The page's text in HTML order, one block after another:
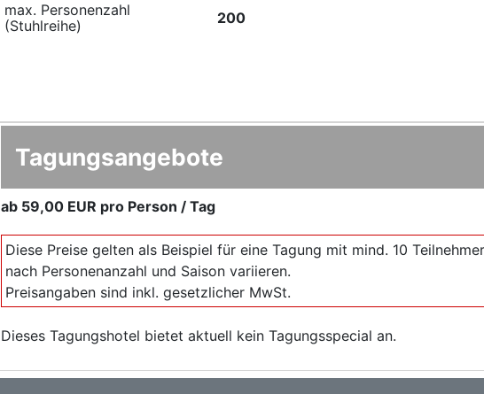
max. Personenzahl
(Stuhlreihe)
200
Tagungsangebote
ab 59,00 EUR pro Person / Tag
Diese Preise gelten als Beispiel für eine Tagung mit mind. 10
nach Personenanzahl und Saison variieren.
Preisangaben sind inkl. gesetzlicher MwSt.
Dieses Tagungshotel bietet aktuell kein Tagungsspecial an.